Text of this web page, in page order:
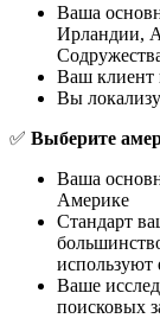
Ваша
Ирландии,
Ваш клиент
Вы
✅ Выберите
Ваша
Америке
Стандарт
используют
Ваше
поисковых